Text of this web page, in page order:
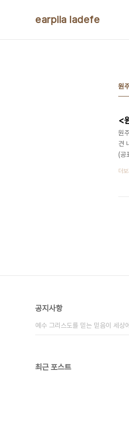
earpila ladefe
원
<
원
견
(공
도
더보
공지사항
예수 그리스도를 믿는 믿음이 세상
최근 포스트